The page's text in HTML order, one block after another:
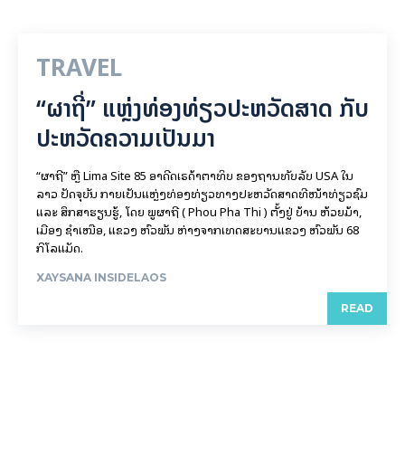
TRAVEL
“ຜາຖີ່” ແຫຼ່ງທ່ອງທ່ຽວປະຫວັດສາດ ກັບ
ປະຫວັດຄວາມເປັນມາ
“ຜາຖີ່” ຫຼື Lima Site 85 ອາດີດເຣດ້າຕາທິບ ຂອງຖານທັບລັບ USA ໃນ
ລາວ ປັດຈຸບັນ ກາຍເປັນແຫຼ່ງທ່ອງທ່ຽວທາງປະຫວັດສາດທີ່ໜ້າທ່ຽວຊົມ
ແລະ ສຶກສາຮຽນຮູ້, ໂດຍ ພູຜາຖີ່ ( Phou Pha Thi ) ຕັ້ງຢູ່ ບ້ານ ຫ້ວຍມ້າ,
ເມືອງ ຊໍາເໜືອ, ແຂວງ ຫົວພັນ ຫ່າງຈາກເທດສະບານແຂວງ ຫົວພັນ 68
ກິ​ໂລ​ແມັດ.
XAYSANA INSIDELAOS
READ